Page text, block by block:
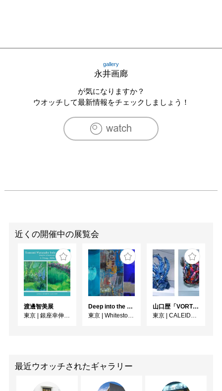
gallery
永井画廊
が気になりますか？
ウオッチして最新情報をチェックしましょう！
近くの開催中の展覧会
渡邊智美展
東京 | 銀座幸伸ギャラリー
Deep into the Blue―蒼の深層へ：木梨アイネ、名坂千吉郎、猪熊克芳
東京 | Whitestone Gallery
⼭⼝歴「VORTEX」
東京 | CALEIDO GINZA THE HUB
最近ウオッチされたギャラリー